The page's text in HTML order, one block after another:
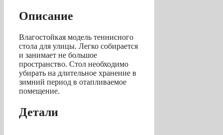
Outdoor"
(273
152,5
х
76
см)
Описание
Влагостойкая модель теннисного
стола для улицы. Легко собирается
и занимает не большое
пространство. Стол необходимо
убирать на длительное хранение в
зимний период в отапливаемое
помещение.
Детали